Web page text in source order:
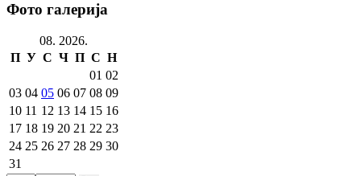
Фото галерија
08. 2026.
П У С Ч П С Н
01 02
03 04 05 06 07 08 09
10 11 12 13 14 15 16
17 18 19 20 21 22 23
24 25 26 27 28 29 30
31